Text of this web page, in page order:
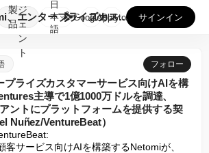
製
品
ジ
ェ
ン
ト
Netomi、エンタープライズカスタマーサービス向けAIを構...
日
本
語
GooglePlay
AppStore サインイン
フォロー
プライズカスタマーサービス向けAIを構
主導で1億1000万ドルを調達、
ントにプラットフォームを提供する契
Nuñez/VentureBeat）
客サービス向けAIを構築するNetomiが、